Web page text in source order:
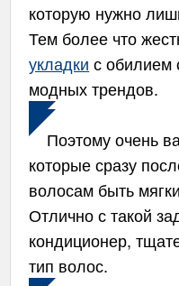
которую нужно
Тем более что
укладки с обилием
модных трендов.
Поэтому очень
которые сразу
волосам быть
Отлично с такой
кондиционер,
тип волос.